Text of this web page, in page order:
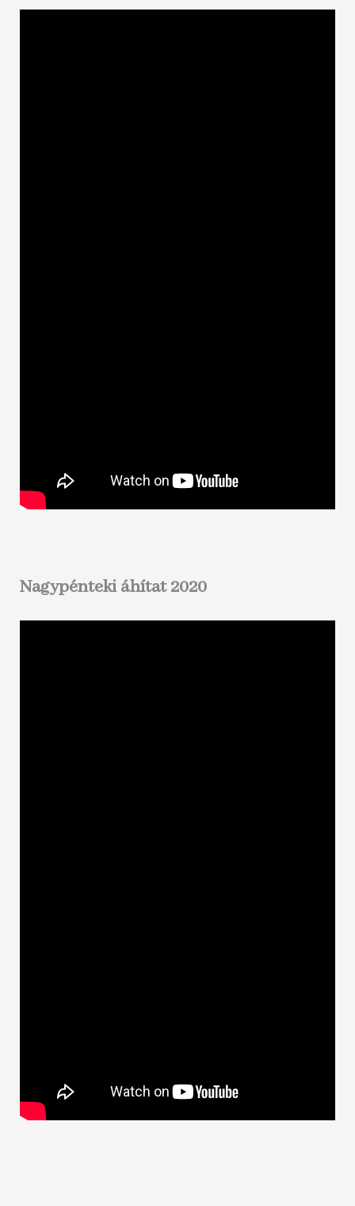
Nagypénteki áhítat 2020